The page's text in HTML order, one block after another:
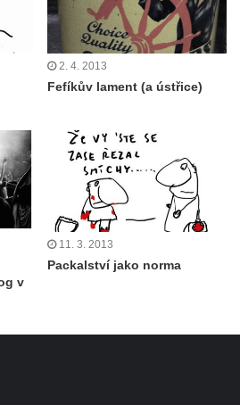
2. 4. 2013
Fefíkův lament (a ústřice)
v
11. 3. 2013
Packalství jako norma